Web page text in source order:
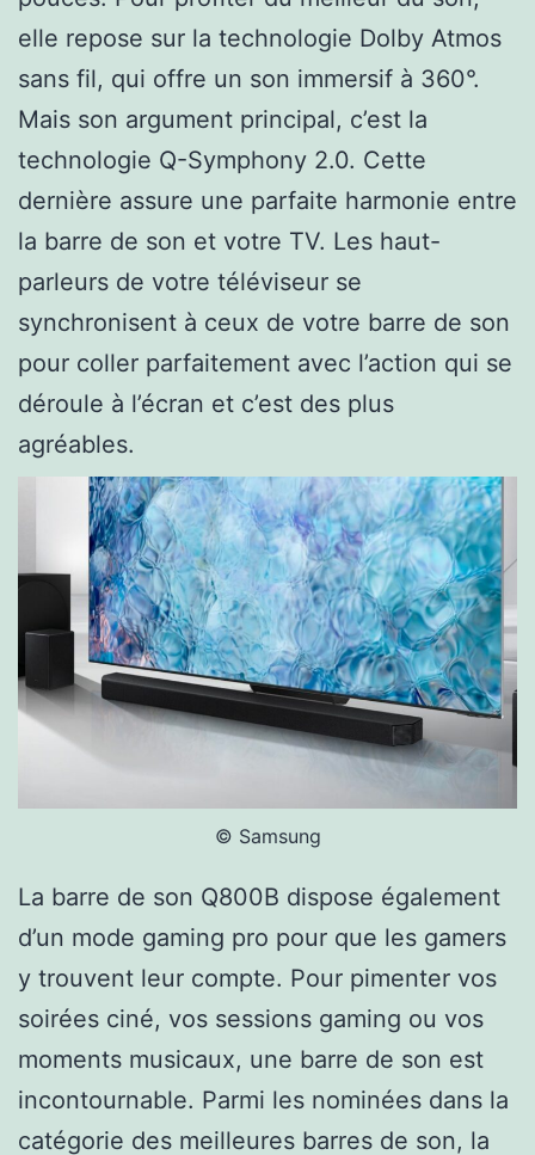
elle repose sur la technologie Dolby Atmos
sans fil, qui offre un son immersif à 360°.
Mais son argument principal, c’est la
technologie Q-Symphony 2.0. Cette
dernière assure une parfaite harmonie entre
la barre de son et votre TV. Les haut-
parleurs de votre téléviseur se
synchronisent à ceux de votre barre de son
pour coller parfaitement avec l’action qui se
déroule à l’écran et c’est des plus
agréables.
© Samsung
La barre de son Q800B dispose également
d’un mode gaming pro pour que les gamers
y trouvent leur compte. Pour pimenter vos
soirées ciné, vos sessions gaming ou vos
moments musicaux, une barre de son est
incontournable. Parmi les nominées dans la
catégorie des meilleures barres de son, la